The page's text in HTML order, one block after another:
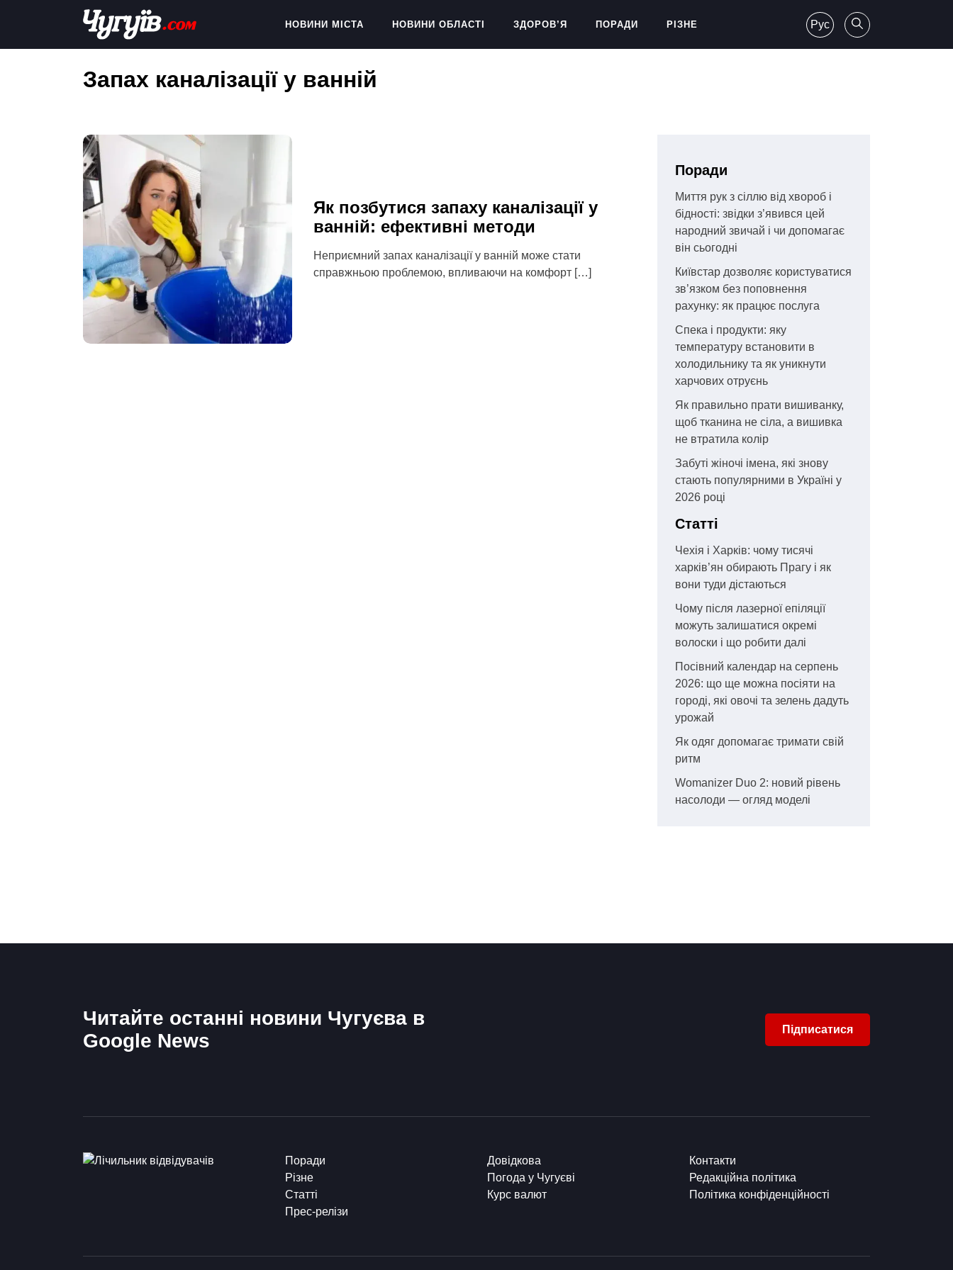
Chuguiv
НОВИНИ МІСТА НОВИНИ ОБЛАСТІ ЗДОРОВ’Я ПОРАДИ РІЗНЕ Рус
Запах каналізації у ванній
Як позбутися запаху каналізації у
ванній: ефективні методи
Неприємний запах каналізації у ванній може стати
справжньою проблемою, впливаючи на комфорт […]
Поради
Миття рук з сіллю від хвороб і
бідності: звідки з’явився цей
народний звичай і чи допомагає
він сьогодні
Київстар дозволяє користуватися
зв’язком без поповнення
рахунку: як працює послуга
Спека і продукти: яку
температуру встановити в
холодильнику та як уникнути
харчових отруєнь
Як правильно прати вишиванку,
щоб тканина не сіла, а вишивка
не втратила колір
Забуті жіночі імена, які знову
стають популярними в Україні у
2026 році
Статті
Чехія і Харків: чому тисячі
харків’ян обирають Прагу і як
вони туди дістаються
Чому після лазерної епіляції
можуть залишатися окремі
волоски і що робити далі
Посівний календар на серпень
2026: що ще можна посіяти на
городі, які овочі та зелень дадуть
урожай
Як одяг допомагає тримати свій
ритм
Womanizer Duo 2: новий рівень
насолоди — огляд моделі
Читайте останні новини Чугуєва в
Google News
Підписатися
Поради
Різне
Статті
Прес-релізи
Довідкова
Погода у Чугуєві
Курс валют
Контакти
Редакційна політика
Політика конфіденційності